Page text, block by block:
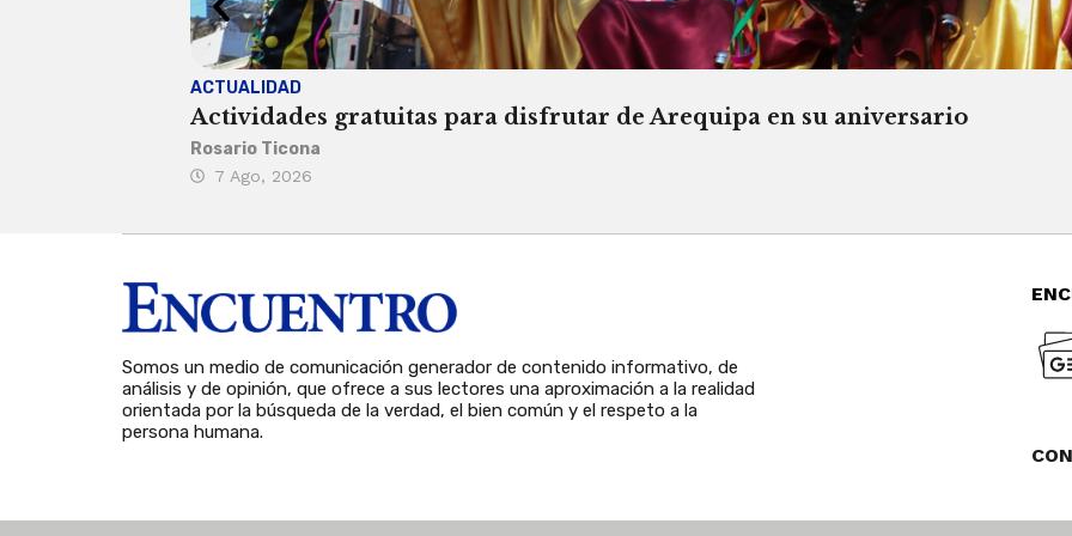
ACTUALIDAD
Actividades gratuitas para disfrutar de Arequipa en su aniversario
Rosario Ticona
7 Ago, 2026
Somos un medio de comunicación generador de contenido informativo, de
análisis y de opinión, que ofrece a sus lectores una aproximación a la realidad
orientada por la búsqueda de la verdad, el bien común y el respeto a la
persona humana.